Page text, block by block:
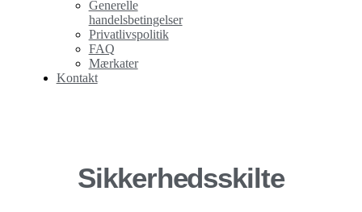
Generelle
handelsbetingelser
Privatlivspolitik
FAQ
Mærkater
Kontakt
Sikkerhedsskilte